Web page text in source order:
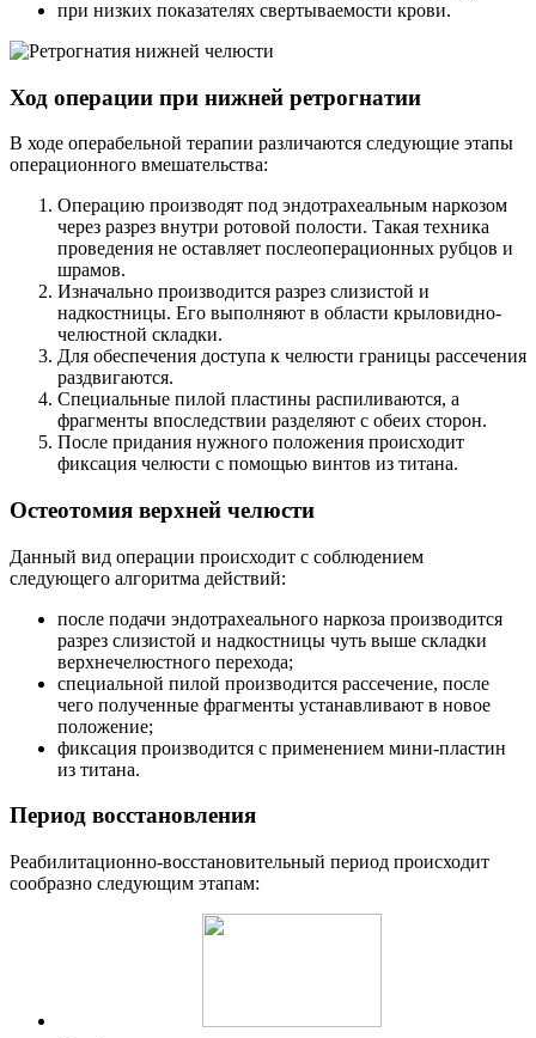
при низких показателях свертываемости крови.
Ход операции при нижней ретрогнатии
В ходе операбельной терапии различаются следующие этапы
операционного вмешательства:
Операцию производят под эндотрахеальным наркозом
через разрез внутри ротовой полости. Такая техника
проведения не оставляет послеоперационных рубцов и
шрамов.
Изначально производится разрез слизистой и
надкостницы. Его выполняют в области крыловидно-
челюстной складки.
Для обеспечения доступа к челюсти границы рассечения
раздвигаются.
Специальные пилой пластины распиливаются, а
фрагменты впоследствии разделяют с обеих сторон.
После придания нужного положения происходит
фиксация челюсти с помощью винтов из титана.
Остеотомия верхней челюсти
Данный вид операции происходит с соблюдением
следующего алгоритма действий:
после подачи эндотрахеального наркоза производится
разрез слизистой и надкостницы чуть выше складки
верхнечелюстного перехода;
специальной пилой производится рассечение, после
чего полученные фрагменты устанавливают в новое
положение;
фиксация производится с применением мини-пластин
из титана.
Период восстановления
Реабилитационно-восстановительный период происходит
сообразно следующим этапам: